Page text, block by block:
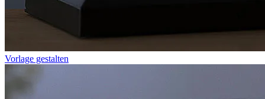
Vorlage gestalten